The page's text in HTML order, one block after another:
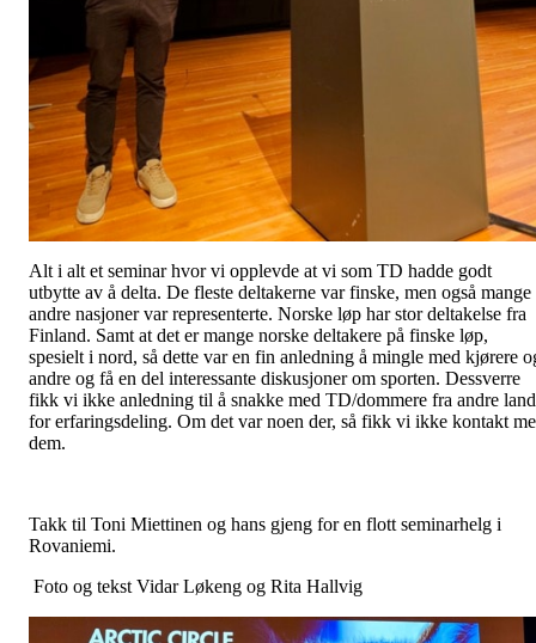
Alt i alt et seminar hvor vi opplevde at vi som TD hadde godt
utbytte av å delta. De fleste deltakerne var finske, men også mange
andre nasjoner var representerte. Norske løp har stor deltakelse fra
Finland. Samt at det er mange norske deltakere på finske løp,
spesielt i nord, så dette var en fin anledning å mingle med kjørere
andre og få en del interessante diskusjoner om sporten. Dessverre
fikk vi ikke anledning til å snakke med TD/dommere fra andre land
for erfaringsdeling. Om det var noen der, så fikk vi ikke kontakt
dem.
Takk til Toni Miettinen og hans gjeng for en flott seminarhelg i
Rovaniemi.
Foto og tekst Vidar Løkeng og Rita Hallvig